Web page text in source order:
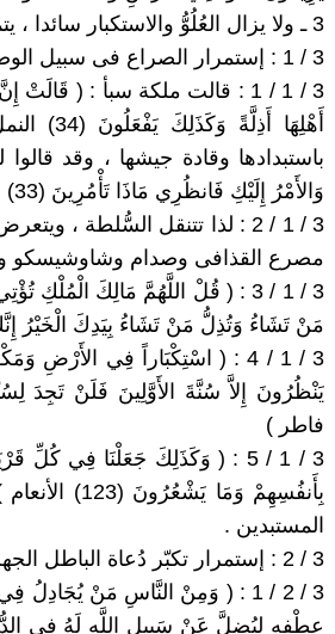
3 ـ ولا يزال العُلُوُّ والاستكبار سائدا ، يتمثل فى :
3 / 1 : إستمرار الصراع فى سبيل الوصول للحكم أو الاحتفاظ به .
3 / 1 / 1 : قالت ملكة سبأ : (
أَهْلِهَا
باستبدادها وقادة جيشها ، وقد
وَالأَمْرُ إِلَيْكِ فَانظُرِي مَاذَا تَأْمُرِينَ (33) النمل )
3 / 1 / 2 : لذا تتنقل السُّلطة ،
مصرع القذافى وصدام وشاوشيسكو
3 / 1 / 3 : ( قُلْ اللَّهُمَّ مَالِكَ
مَنْ تَشَاءُ وَتُذِلُّ مَنْ تَشَاءُ بِيَدِكَ الْخَيْرُ إِنَّكَ عَلَى
3 / 1 / 4 : ( اسْتِكْبَاراً فِي الأَرْضِ
فاطر )
3 / 1 / 5 : ( وَكَذَلِكَ جَعَلْنَا فِي كُلِّ
بِأَنفُسِهِمْ
المستبدين .
3 / 2 : إستمرار تكبّر دُعاة الباطل الجهلة . قال جل وعلا :